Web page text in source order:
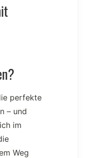
perfekte
– und
im
Weg